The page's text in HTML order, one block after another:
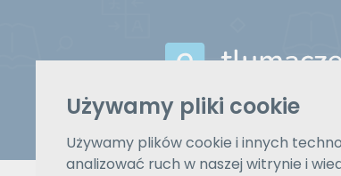
Używamy pliki cookie
Używamy plików cookie i innych
analizować ruch w naszej witrynie i
Z języka
Wybierz język